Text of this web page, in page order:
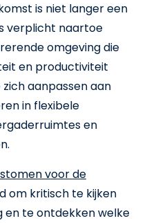
is niet langer een
verplicht naartoe
omgeving die
en productiviteit
aanpassen aan
in flexibele
en
voor de
om kritisch te kijken
en te ontdekken welke